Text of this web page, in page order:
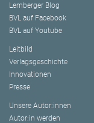
Lemberger Blog
BVL auf Facebook
BVL auf Youtube
Leitbild
Verlagsgeschichte
Innovationen
Presse
Unsere Autor:innen
Autor:in werden